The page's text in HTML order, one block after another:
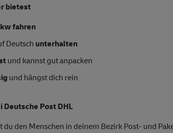
bietest
fahren
Deutsch unterhalten
und kannst gut anpacken
und hängst dich rein
Post DHL
du den Menschen in deinem Bezirk Post- und